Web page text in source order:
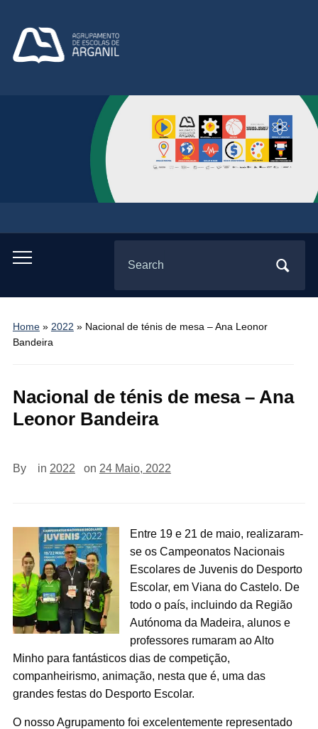
Toggle
menu
for:
Home» 2022 » Nacional de ténis de mesa – Ana Leonor
Bandeira
Nacional de ténis de mesa – Ana
Leonor Bandeira
By in 2022 on 24 Maio, 2022
Entre 19 e 21 de maio, realizaram-
se os Campeonatos Nacionais
Escolares de Juvenis do Desporto
Escolar, em Viana do Castelo. De
todo o país, incluindo da Região
Autónoma da Madeira, alunos e
professores rumaram ao Alto
Minho para fantásticos dias de competição,
companheirismo, animação, nesta que é, uma das
grandes festas do Desporto Escolar.
O nosso Agrupamento foi excelentemente representado